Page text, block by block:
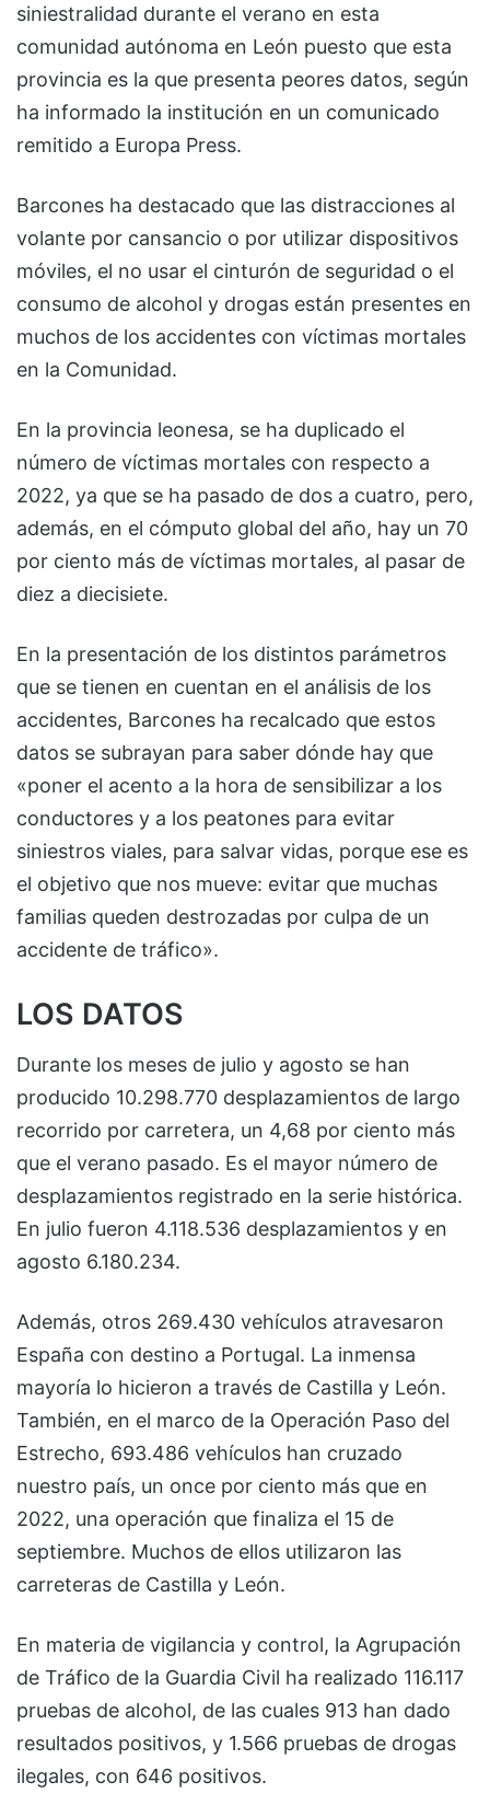
siniestralidad durante el verano en esta
comunidad autónoma en León puesto que esta
provincia es la que presenta peores datos, según
ha informado la institución en un comunicado
remitido a Europa Press.
Barcones ha destacado que las distracciones al
volante por cansancio o por utilizar dispositivos
móviles, el no usar el cinturón de seguridad o el
consumo de alcohol y drogas están presentes en
muchos de los accidentes con víctimas mortales
en la Comunidad.
En la provincia leonesa, se ha duplicado el
número de víctimas mortales con respecto a
2022, ya que se ha pasado de dos a cuatro, pero,
además, en el cómputo global del año, hay un 70
por ciento más de víctimas mortales, al pasar de
diez a diecisiete.
En la presentación de los distintos parámetros
que se tienen en cuentan en el análisis de los
accidentes, Barcones ha recalcado que estos
datos se subrayan para saber dónde hay que
«poner el acento a la hora de sensibilizar a los
conductores y a los peatones para evitar
siniestros viales, para salvar vidas, porque ese es
el objetivo que nos mueve: evitar que muchas
familias queden destrozadas por culpa de un
accidente de tráfico».
LOS DATOS
Durante los meses de julio y agosto se han
producido 10.298.770 desplazamientos de largo
recorrido por carretera, un 4,68 por ciento más
que el verano pasado. Es el mayor número de
desplazamientos registrado en la serie histórica.
En julio fueron 4.118.536 desplazamientos y en
agosto 6.180.234.
Además, otros 269.430 vehículos atravesaron
España con destino a Portugal. La inmensa
mayoría lo hicieron a través de Castilla y León.
También, en el marco de la Operación Paso del
Estrecho, 693.486 vehículos han cruzado
nuestro país, un once por ciento más que en
2022, una operación que finaliza el 15 de
septiembre. Muchos de ellos utilizaron las
carreteras de Castilla y León.
En materia de vigilancia y control, la Agrupación
de Tráfico de la Guardia Civil ha realizado 116.117
pruebas de alcohol, de las cuales 913 han dado
resultados positivos, y 1.566 pruebas de drogas
ilegales, con 646 positivos.